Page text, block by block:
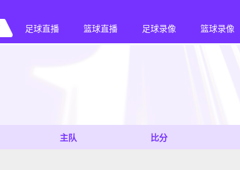
足球直播 篮球直播 足球录像 篮球录像
主队 比分